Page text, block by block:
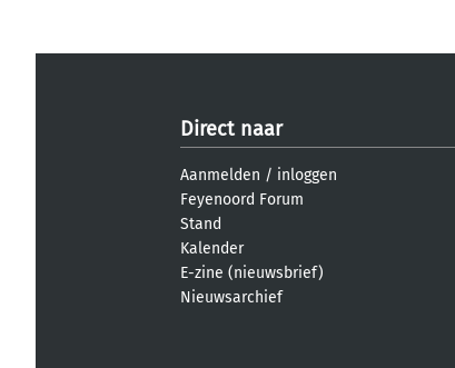
Direct naar
Aanmelden / inloggen
Feyenoord Forum
Stand
Kalender
E-zine (nieuwsbrief)
Nieuwsarchief